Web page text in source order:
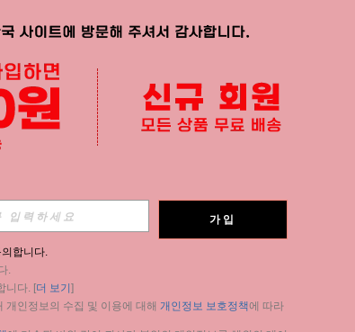
가입
합니다.
.
니다. [더 보기 ]
개인정보의 수집 및 이용에 대해 개인정보 보호정책에 따라